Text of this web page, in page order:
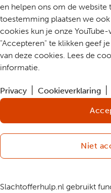
en helpen ons om de
toestemming plaatsen we
cookies kun je onze
"Accepteren" te klikken geef
van deze cookies. Lees de
informatie.
Privacy Cookieverklaring
Niet
Slachtofferhulp.nl gebruikt